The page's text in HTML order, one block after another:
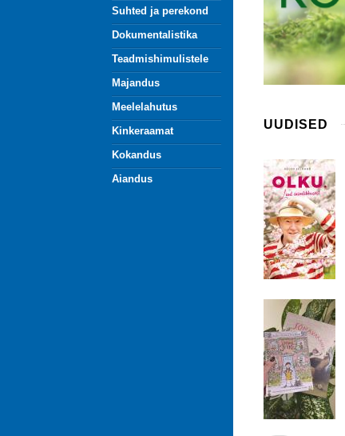
Suhted ja perekond
Dokumentalistika
Teadmishimulistele
Majandus
Meelelahutus
Kinkeraamat
Kokandus
Aiandus
UUDISED